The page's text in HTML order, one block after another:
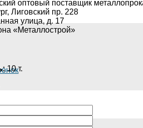
оптовый поставщик
Лиговский пр. 228
улица, д. 17
«Металлострой»
10 т.